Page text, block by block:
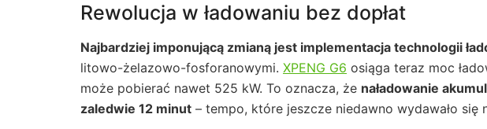
Rewolucja w ładowaniu bez dopłat
Najbardziej imponującą zmianą jest implementacja technologii
litowo-żelazowo-fosforanowymi. XPENG G6 osiąga teraz moc
może pobierać nawet 525 kW. To oznacza, że naładowanie
zaledwie 12 minut – tempo, które jeszcze niedawno wydawało się